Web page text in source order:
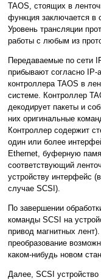
TAOS, стоящих в
функция заключается в
Уровень трансляции
работы с любым из
Передаваемые по сети
прибывают согласно IP-
контроллера TAOS в
системе. Контроллер
декодирует пакеты и
них оригинальные
Контроллер содержит
один или более
Ethernet, буферную
соответствующий
устройству интерфейс
случае SCSI).
По завершении
команды SCSI на
привод магнитных
преобразование
каком-нибудь новом
Далее, SCSI